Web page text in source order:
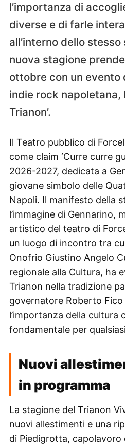
l’importanza di
diverse e di farle
all’interno dello
nuova stagione
ottobre con un evento
indie rock napoletana,
Trianon’.
Il Teatro pubblico di
come claim ‘Curre curre
2026-2027, dedicata a
giovane simbolo delle
Napoli. Il manifesto della
l’immagine di Gennarino,
artistico del teatro di
un luogo di incontro tra
Onofrio Giustino Angelo
regionale alla Cultura, ha
Trianon nella tradizione
governatore Roberto
l’importanza della cultura
fondamentale per
Nuovi
in programma
La stagione del Trianon
nuovi allestimenti e una
di Piedigrotta, capolavoro